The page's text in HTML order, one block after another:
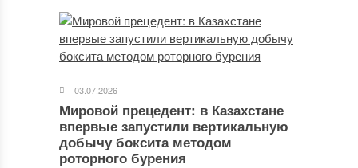
03.07.2026
Мировой прецедент: в Казахстане
впервые запустили вертикальную
добычу боксита методом
роторного бурения